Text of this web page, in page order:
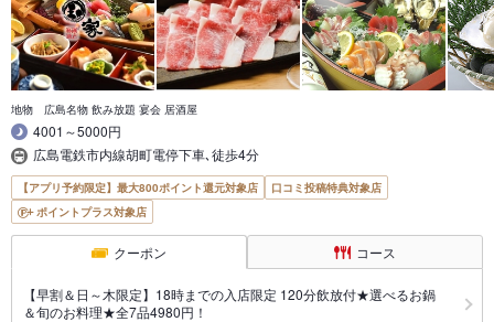
地物 広島名物 飲み放題 宴会 居酒屋
4001～5000円
広島電鉄市内線胡町電停下車､徒歩4分
【アプリ予約限定】最大800ポイント還元対象店
口コミ投稿特典対象店
ポイントプラス対象店
クーポン コース
【早割＆日～木限定】18時までの入店限定 120分飲放付★選べるお鍋
＆旬のお料理★全7品4980円！